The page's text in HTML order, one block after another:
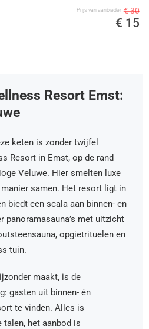
Prijs van aanbieder € 30
€ 15
Resort Emst:
keten is zonder twijfel
Resort in Emst, op de rand
Veluwe. Hier smelten luxe
samen. Het resort ligt in
biedt een scala aan binnen- en
panoramasauna’s met uitzicht
opgietrituelen en
tuin.
maakt, is de
gasten uit binnen- én
te vinden. Alles is
talen, het aanbod is